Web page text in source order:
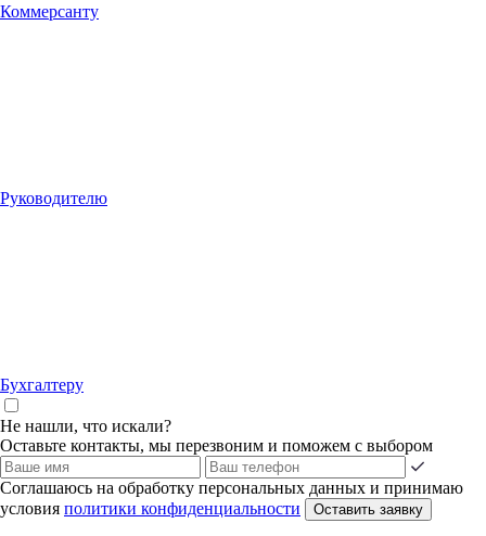
Коммерсанту
Руководителю
Бухгалтеру
Не нашли, что искали?
Оставьте контакты, мы перезвоним и поможем с выбором
Соглашаюсь на обработку персональных данных и принимаю
условия политики конфиденциальности Оставить заявку